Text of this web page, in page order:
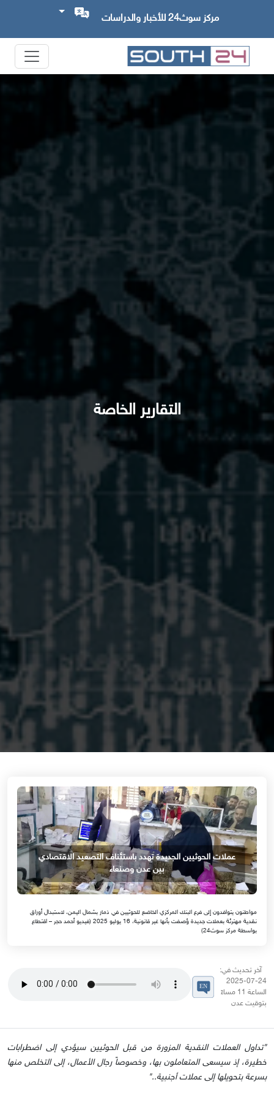
مركز سوث24 للأخبار والدراسات
التقارير الخاصة
عملات الحوثيين الجديدة تهدد باستئناف التصعيد الاقتصادي
بين عدن وصنعاء
مواطنون يتوافدون إلى فرع البنك المركزي الخاضع للحوثيين في ذمار بشمال اليمن، لاستبدال أوراق
نقدية مهترئة بعملات جديدة وُصفت بأنها غير قانونية، 16 يوليو 2025 (فيديو أحمد حجر – اقتطاع
بواسطة مركز سوث24)
آخر تحديث في:
24-07-2025
الساعة 11 مساءً
بتوقيت عدن
"تداول العملات النقدية المزورة من قبل الحوثيين سيؤدي إلى اضطرابات
خطيرة، إذ سيسعى المتعاملون بها، وخصوصاً رجال الأعمال، إلى التخلص منها
بسرعة بتحويلها إلى عملات أجنبية.."